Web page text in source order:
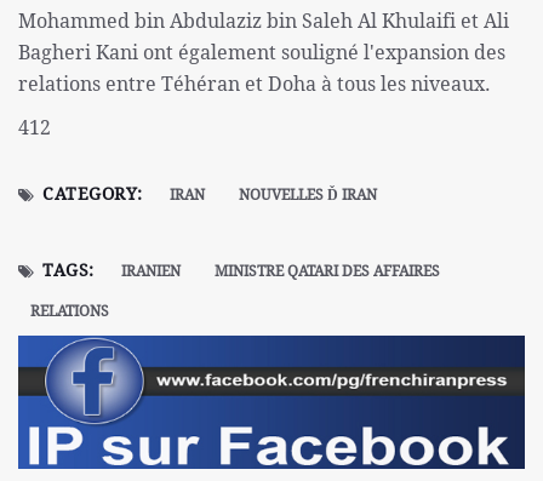
Mohammed bin Abdulaziz bin Saleh Al Khulaifi et Ali
Bagheri Kani ont également souligné l'expansion des
relations entre Téhéran et Doha à tous les niveaux.
412
CATEGORY: IRAN NOUVELLES Ď IRAN
TAGS: IRANIEN
MINISTRE QATARI DES AFFAIRES
RELATIONS